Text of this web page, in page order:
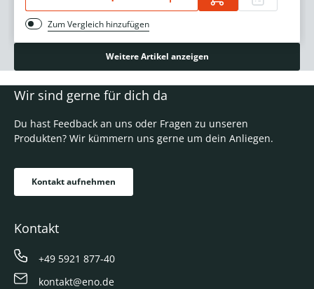
Zum Vergleich hinzufügen
Weitere Artikel anzeigen
Wir sind gerne für dich da
Du hast Feedback an uns oder Fragen zu unseren
Produkten? Wir kümmern uns gerne um dein Anliegen.
Kontakt aufnehmen
Kontakt
+49 5921 877-40
kontakt@eno.de